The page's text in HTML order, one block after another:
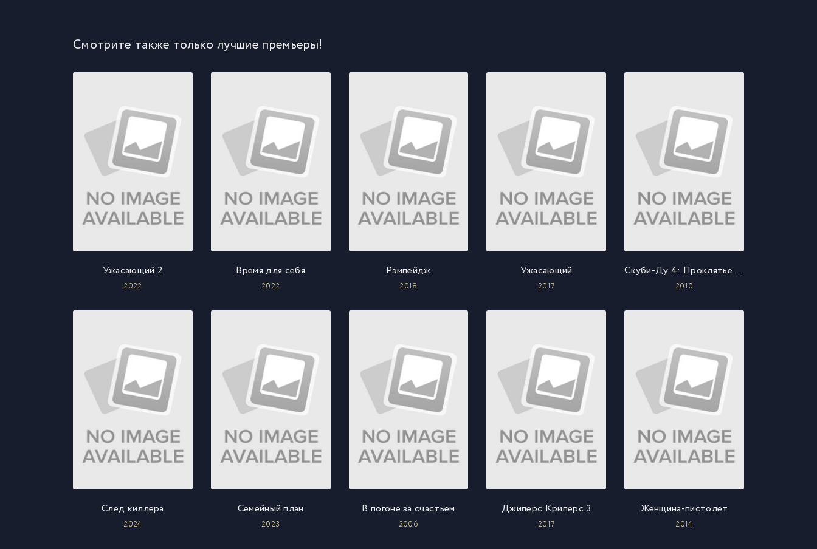
Смотрите также только лучшие премьеры!
Ужасающий 2
2022
Время для себя
2022
Рэмпейдж
2018
Ужасающий
2017
Скуби-Ду 4: Проклятье озерного монстра
2010
След киллера
2024
Семейный план
2023
В погоне за счастьем
2006
Джиперс Криперс 3
2017
Женщина-пистолет
2014